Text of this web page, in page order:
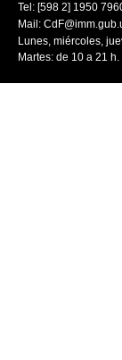
Tel: [598 2] 1950
Mail:
Lunes, miércoles,
Martes: de 10 a 21